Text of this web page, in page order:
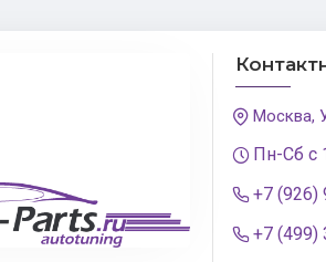
Москва,
Пн-Сб с
+7 (926)
+7 (499)